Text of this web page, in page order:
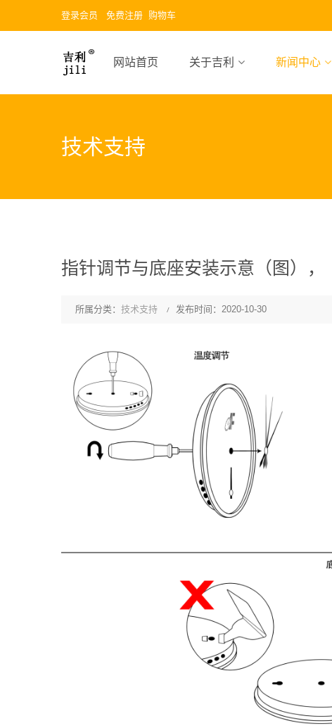
登录会员 免费注册 购物车
网站首页 关于吉利 新闻中心
技术支持
指针调节与底座安装示意（图），
所属分类： 技术支持 发布时间：2020-10-30